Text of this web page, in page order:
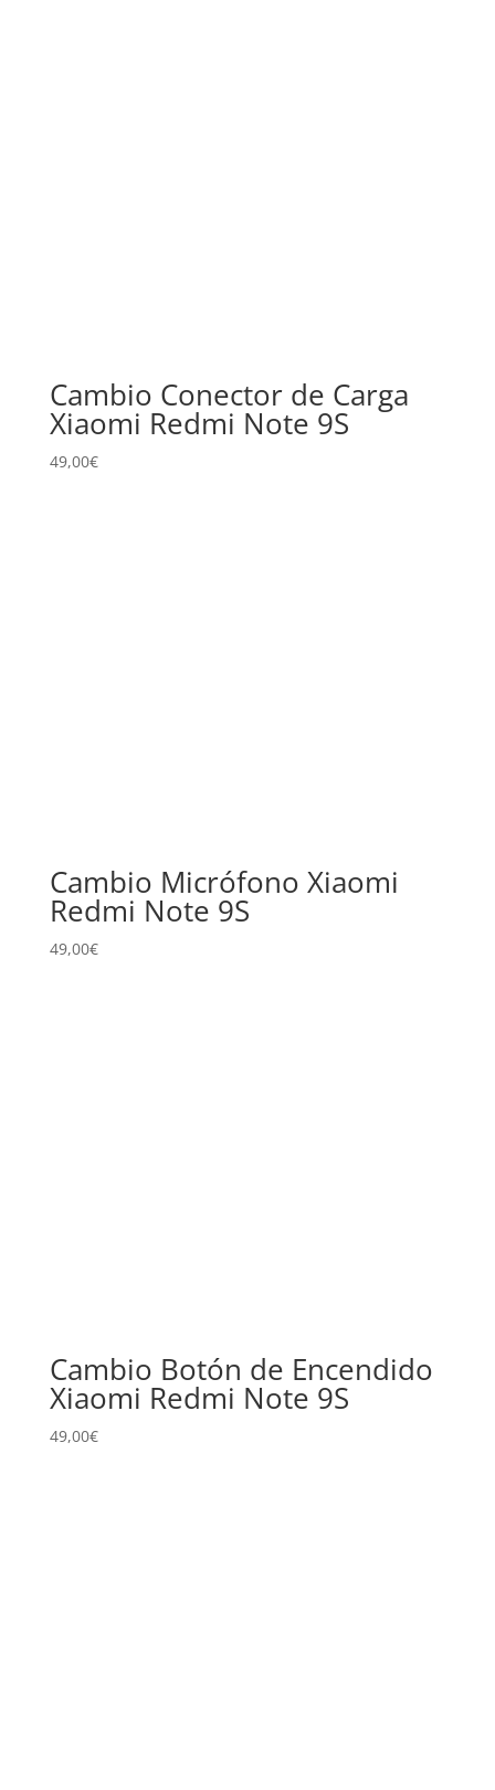
Cambio Conector de Carga
Xiaomi Redmi Note 9S
49,00€
Cambio Micrófono Xiaomi
Redmi Note 9S
49,00€
Cambio Botón de Encendido
Xiaomi Redmi Note 9S
49,00€